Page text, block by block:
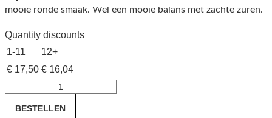
mooie ronde smaak. Wel een mooie balans met zachte zuren.
Quantity discounts
1-11
12+
€ 17,50 € 16,04
BESTELLEN